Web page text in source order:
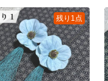
残り1点